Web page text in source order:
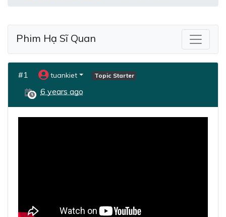
Phim Hạ Sĩ Quan
#1 tuankiet Topic Starter
6 years ago